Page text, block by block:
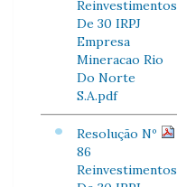
Reinvestimentos
De 30 IRPJ
Empresa
Mineracao Rio
Do Norte
S.A.pdf
Resolução Nº
86
Reinvestimentos